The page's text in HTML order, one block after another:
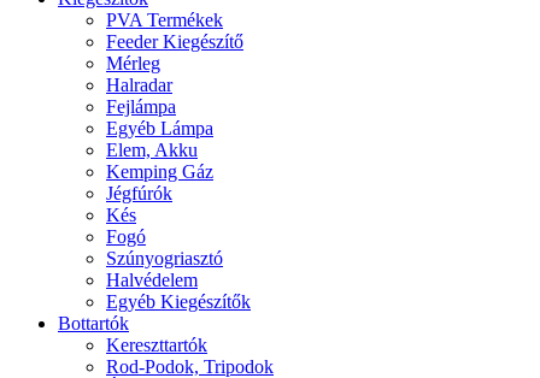
PVA Termékek
Feeder Kiegészítő
Mérleg
Halradar
Fejlámpa
Egyéb Lámpa
Elem, Akku
Kemping Gáz
Jégfúrók
Kés
Fogó
Szúnyogriasztó
Halvédelem
Egyéb Kiegészítők
Bottartók
Kereszttartók
Rod-Podok, Tripodok